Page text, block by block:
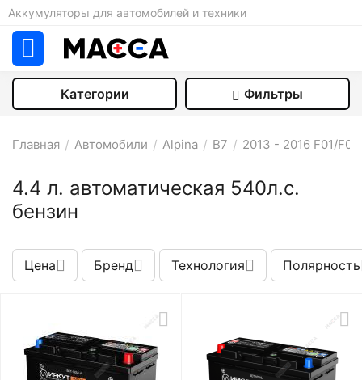
Аккумуляторы для автомобилей и техники
Категории Фильтры
4.4 л. автоматическая 540л.с.
бензин
Главная / Автомобили / Alpina / B7 / 2013 - 2016 F01/
Цена Бренд Технология Полярность